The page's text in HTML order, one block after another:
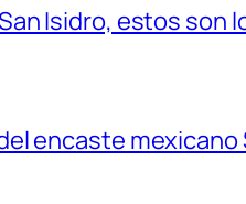
Isidro, estos son
encaste mexicano